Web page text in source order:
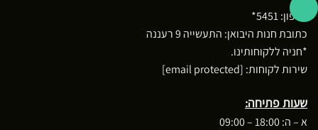
טלפון:5451*
כתובת חנות היבואן: התעשייה 9 רעננה
*חניה ללקוחותינו.
שירות לקוחות: [email protected]
שעות פתיחה:
א – ה: 18:00 – 09:00